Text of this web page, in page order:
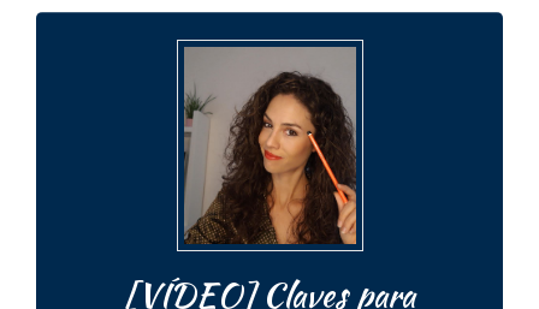
[VÍDEO] Claves para